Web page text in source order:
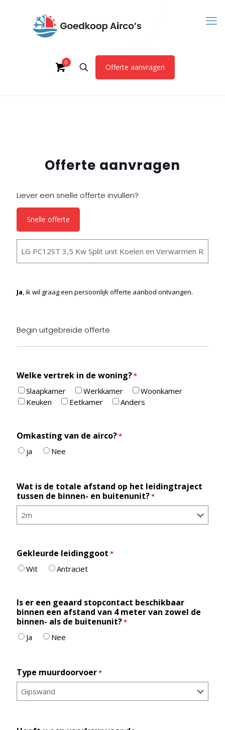
0
Offerte aanvragen
Offerte aanvragen
Liever een snelle offerte invullen?
Snelle offerte
Auto
Ja, ik wil graag een persoonlijk offerte aanbod ontvangen.
Begin uitgebreide offerte
Welke vertrek in de woning?*
Slaapkamer Werkkamer
Woonkamer
Keuken
Eetkamer Anders
Omkasting van de airco?*
ja Nee
Wat is de totale afstand op het leidingtraject
tussen de binnen- en buitenunit?*
Gekleurde leidinggoot *
Wit Antraciet
Is er een geaard stopcontact beschikbaar
binnen een afstand van 4 meter van zowel de
binnen- als de buitenunit?*
Ja Nee
Type muurdoorvoer*